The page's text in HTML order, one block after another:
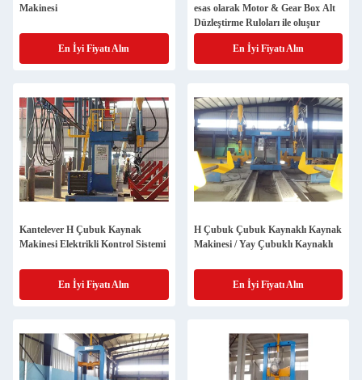
Makinesi
En İyi Fiyatı Alın
esas olarak Motor & Gear Box Alt
Düzleştirme Ruloları ile oluşur
En İyi Fiyatı Alın
Kantelever H Çubuk Kaynak
Makinesi Elektrikli Kontrol Sistemi
En İyi Fiyatı Alın
H Çubuk Çubuk Kaynaklı Kaynak
Makinesi / Yay Çubuklı Kaynaklı
En İyi Fiyatı Alın